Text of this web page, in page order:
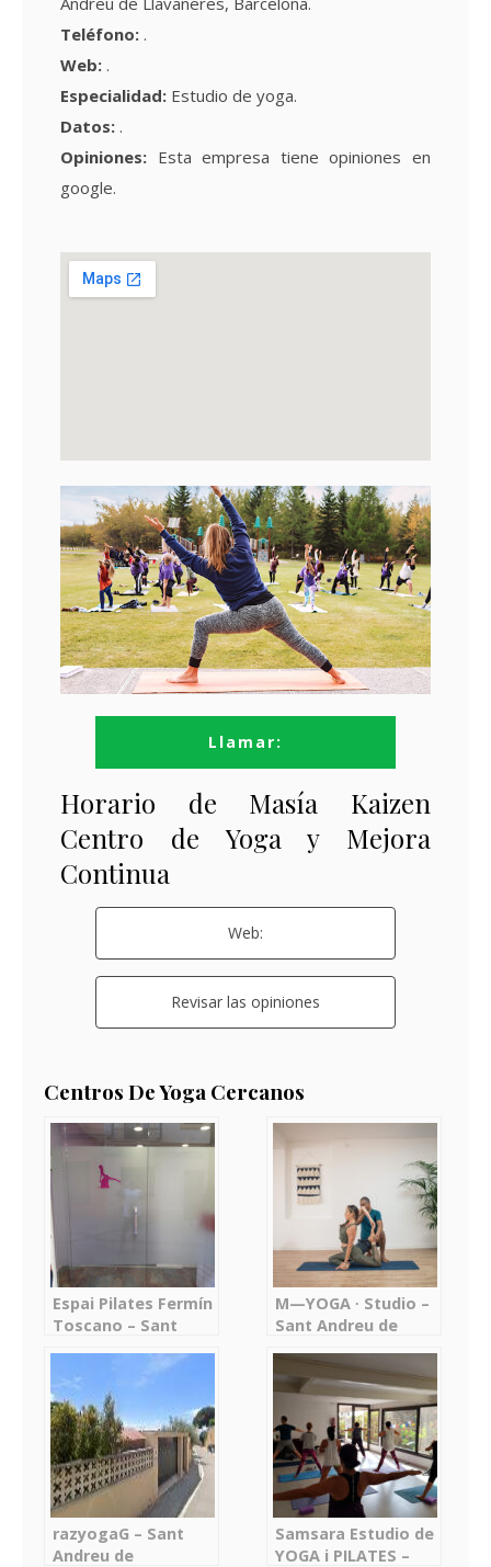
Teléfono: .
Web: .
Especialidad: Estudio de yoga.
Datos: .
Opiniones: Esta empresa tieneopiniones en
google.
Llamar:
Horario de Masía Kaizen
Centro de Yoga y Mejora
Continua
Web:
Revisar las opiniones
Centros De Yoga Cercanos
Espai Pilates Fermín
Toscano – Sant
M—YOGA ∙ Studio –
Sant Andreu de
razyogaG – Sant
Andreu de
Samsara Estudio de
YOGA i PILATES –